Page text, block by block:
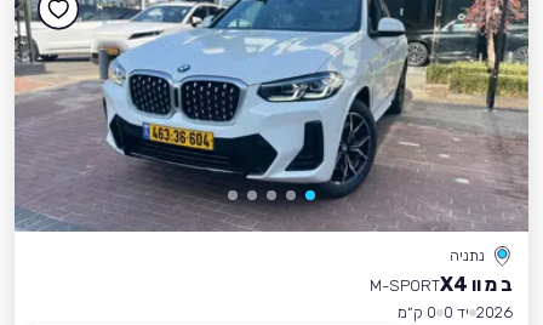
נתניה
ב מ וו X4
M-SPORT
2026 יד 0
0 ק״מ